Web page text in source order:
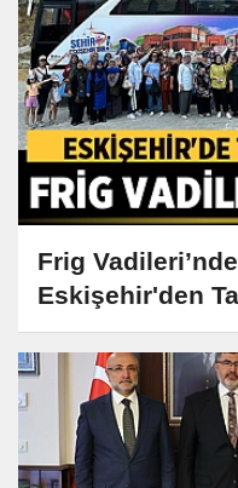
Frig
Eskişehir'den